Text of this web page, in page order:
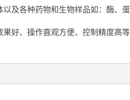
及各种药物和生物样品如：酶、
好、操作直观方便、控制精度高